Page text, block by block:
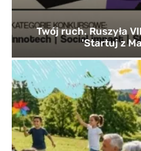
Twój ruch. Ruszyła
'Startuj z